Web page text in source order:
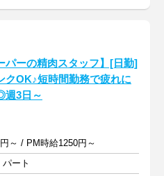
パーの精肉スタッフ】[日勤]
クOK♪短時間勤務で疲れに
週3日～
～ / PM時給1250円～
ート